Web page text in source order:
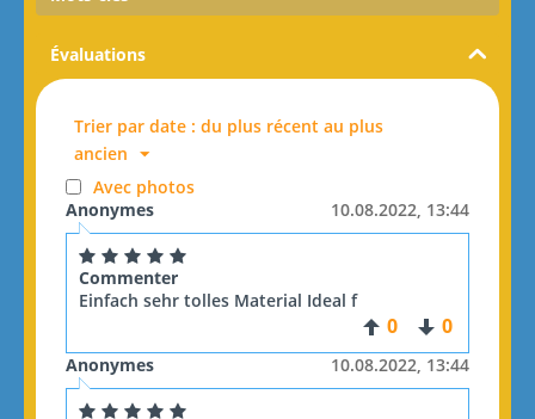
Évaluations
Trier par date : du plus récent au plus
ancien
Avec photos
Anonymes
10.08.2022, 13:44
Commenter
Einfach sehr tolles Material Ideal f
0 0
Anonymes 10.08.2022, 13:44